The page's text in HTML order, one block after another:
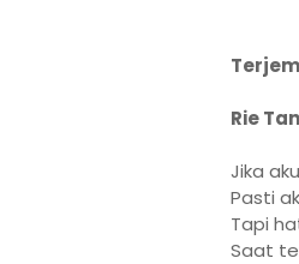
Rie
Jika
Pasti
Tapi
Saat